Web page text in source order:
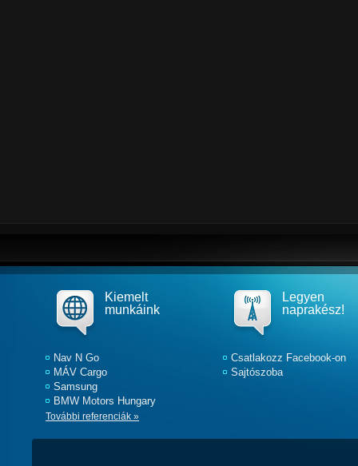
Kiemelt
munkáink
Nav N Go
MÁV Cargo
Samsung
BMW Motors Hungary
További referenciák »
Legyen
naprakész!
Csatlakozz Facebook-on
Sajtószoba